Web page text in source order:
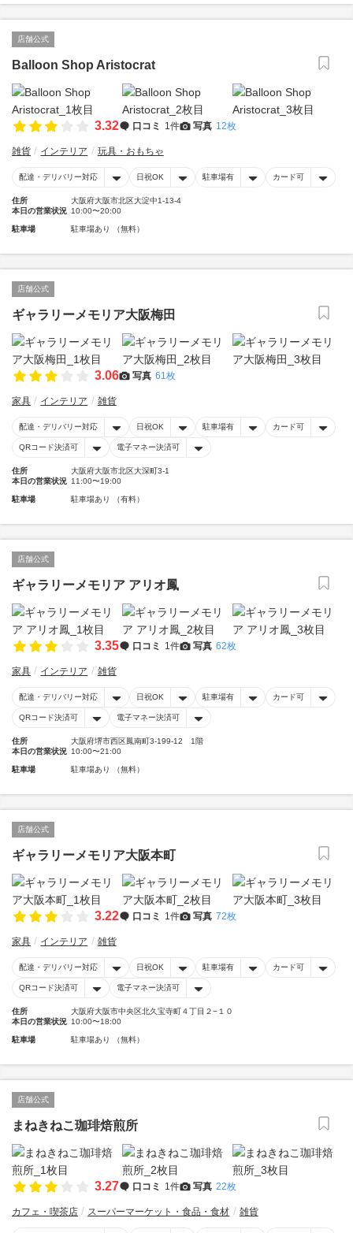
店舗公式
Balloon Shop Aristocrat
3.32 口コミ 1件 写真 12枚
雑貨 インテリア 玩具・おもちゃ
配達・デリバリー対応 日祝OK 駐車場有 カード可
住所
大阪府大阪市北区大淀中1-13-4
本日の営業状況 10:00〜20:00
駐車場 駐車場あり （無料）
店舗公式
ギャラリーメモリア大阪梅田
3.06 写真 61枚
家具 インテリア 雑貨
配達・デリバリー対応 日祝OK 駐車場有 カード可
QRコード決済可 電子マネー決済可
住所
大阪府大阪市北区大深町3-1
本日の営業状況 11:00〜19:00
駐車場 駐車場あり （有料）
店舗公式
ギャラリーメモリア アリオ鳳
3.35 口コミ 1件 写真 62枚
家具 インテリア 雑貨
配達・デリバリー対応 日祝OK 駐車場有 カード可
QRコード決済可 電子マネー決済可
住所
大阪府堺市西区鳳南町3-199-12 1階
本日の営業状況 10:00〜21:00
駐車場 駐車場あり （無料）
店舗公式
ギャラリーメモリア大阪本町
3.22 口コミ 1件 写真 72枚
家具 インテリア 雑貨
配達・デリバリー対応 日祝OK 駐車場有 カード可
QRコード決済可 電子マネー決済可
住所
大阪府大阪市中央区北久宝寺町４丁目２−１０
本日の営業状況 10:00〜18:00
駐車場 駐車場あり （無料）
店舗公式
まねきねこ珈琲焙煎所
3.27 口コミ 1件 写真 22枚
カフェ・喫茶店 スーパーマーケット・食品・食材 雑貨